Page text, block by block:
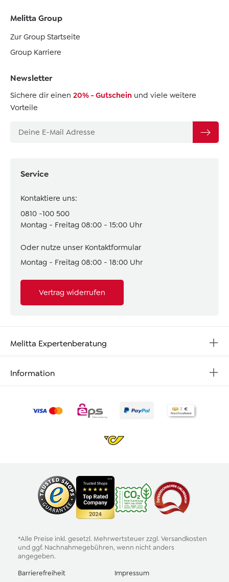
Service
Kontaktiere uns:
0810 -100 500
Montag - Freitag 08:00 - 15:00 Uhr
Oder nutze unser Kontaktformular
Montag - Freitag 08:00 - 18:00 Uhr
Vertrag widerrufen
Melitta Expertenberatung
Information
Melitta Group
Zur Group Startseite
Group Karriere
Newsletter
Sichere dir einen 20% - Gutschein und viele weitere
Vorteile
*Alle Preise inkl. gesetzl. Mehrwertsteuer zzgl. Versandkosten
und ggf. Nachnahmegebühren, wenn nicht anders
angegeben.
Barrierefreiheit
Impressum